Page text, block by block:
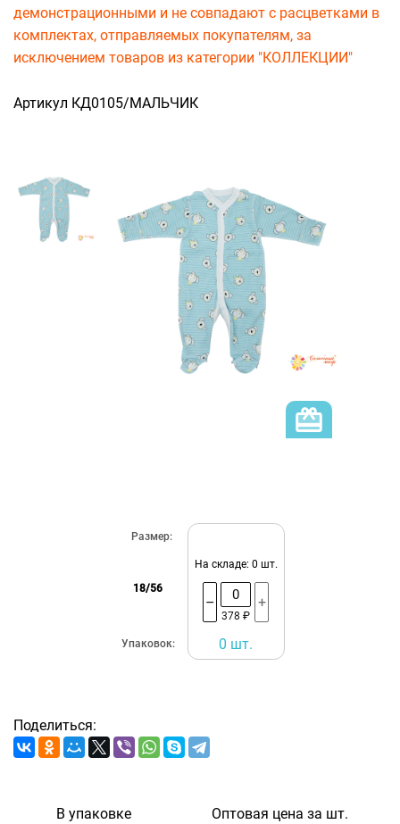
демонстрационными и не совпадают с расцветками в
комплектах, отправляемых покупателям, за
исключением товаров из категории "КОЛЛЕКЦИИ"
Артикул КД0105/МАЛЬЧИК
Размер:
18/56
На складе: 0 шт.
–
378 ₽
+
Упаковок: 0 шт.
Поделиться:
В упаковке Оптовая цена за шт.